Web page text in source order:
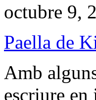
octubre 9,
Paella de
Amb
escriure en